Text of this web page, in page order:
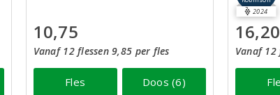
10,75
Vanaf 12 flessen 9,85 per fles
Fles Doos (6)
2024
16,20
Vanaf 12